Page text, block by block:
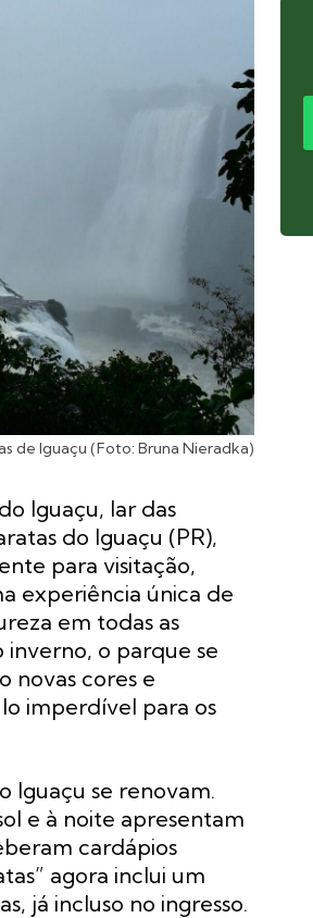
de Iguaçu (Foto: Bruna Nieradka)
Iguaçu, lar das
do Iguaçu (PR),
para visitação,
experiência única de
em todas as
inverno, o parque se
novas cores e
imperdível para os
Iguaçu se renovam.
e à noite apresentam
cardápios
agora inclui um
já incluso no ingresso.